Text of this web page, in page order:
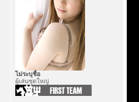
ไม่ระบุชื่อ
ผู้เล่นชุดใหญ่